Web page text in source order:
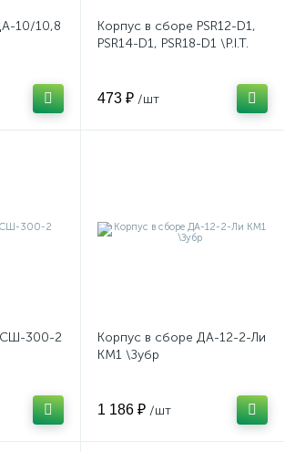
10/10,8
Корпус в сборе PSR12-D1,
PSR14-D1, PSR18-D1 \P.I.T.
473 ₽ /шт
300-2
Корпус в сборе ДА-12-2-Ли
КМ1 \Зубр
1 186 ₽ /шт